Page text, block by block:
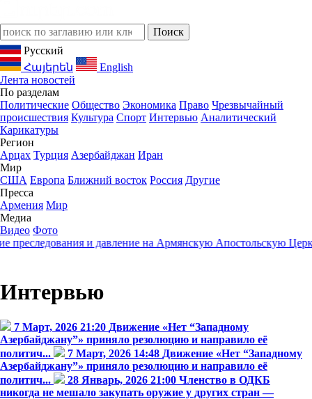
Русский
Հայերեն
English
Лента новостей
По разделам
Политические Общество Экономика Право Чрезвычайный
происшествия Культура Спорт Интервью Аналитический
Карикатуры
Регион
Арцах Турция Азербайджан Иран
Мир
США Европа Ближний восток Россия Другие
Пресса
Армения Мир
Медиа
Видео Фото
и давление на Армянскую Апостольскую Церковь
Интервью
7 Март, 2026 21:20 Движение «Нет “Западному
Азербайджану”» приняло резолюцию и направило её
политич...
7 Март, 2026 14:48 Движение «Нет “Западному
Азербайджану”» приняло резолюцию и направило её
политич...
28 Январь, 2026 21:00 Членство в ОДКБ
никогда не мешало закупать оружие у других стран —